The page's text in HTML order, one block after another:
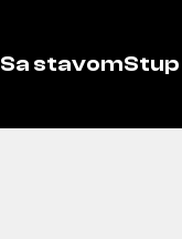
Sa stavom